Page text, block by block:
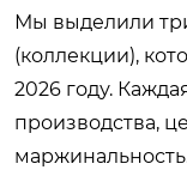
Мы выделили
(коллекции),
2026 году.
производства,